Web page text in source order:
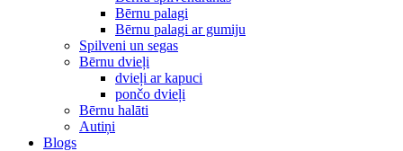
Bērnu palagi
Bērnu palagi ar gumiju
Spilveni un segas
Bērnu dvieļi
dvieļi ar kapuci
pončo dvieļi
Bērnu halāti
Autiņi
Blogs